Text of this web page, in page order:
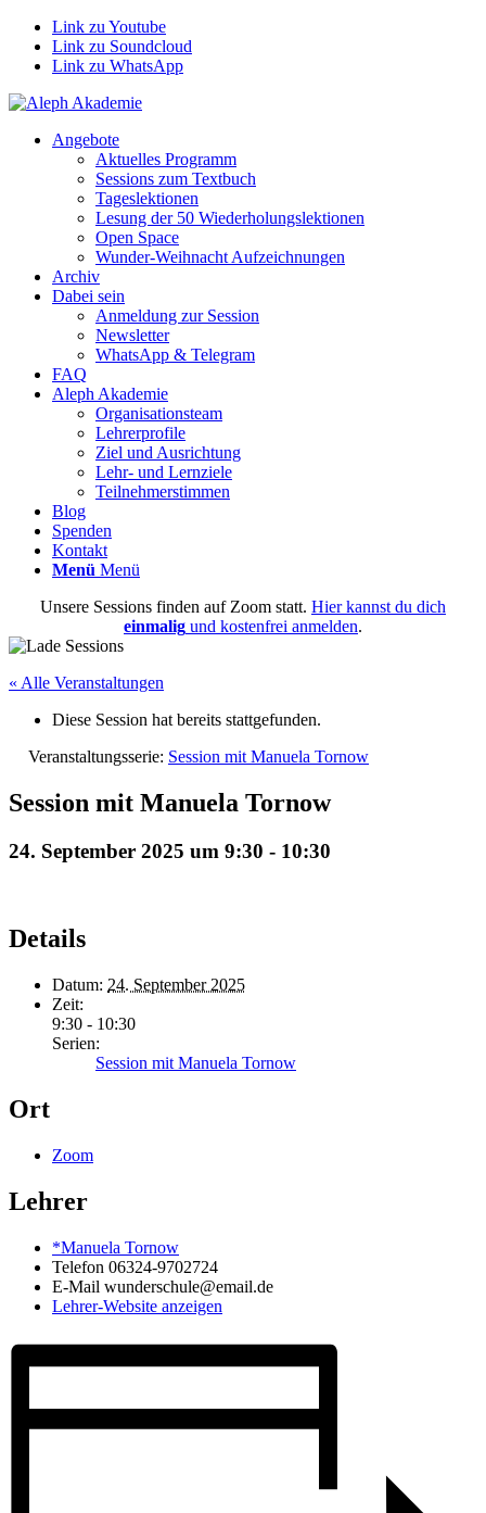
Link zu Youtube
Link zu Soundcloud
Link zu WhatsApp
Angebote
Aktuelles Programm
Sessions zum Textbuch
Tageslektionen
Lesung der 50 Wiederholungslektionen
Open Space
Wunder-Weihnacht Aufzeichnungen
Archiv
Dabei sein
Anmeldung zur Session
Newsletter
WhatsApp & Telegram
FAQ
Aleph Akademie
Organisationsteam
Lehrerprofile
Ziel und Ausrichtung
Lehr- und Lernziele
Teilnehmerstimmen
Blog
Spenden
Kontakt
Menü Menü
Unsere Sessions finden auf Zoom statt. Hier kannst du dich
einmalig und kostenfrei anmelden.
« Alle Veranstaltungen
Diese Session hat bereits stattgefunden.
Veranstaltungsserie: Session mit Manuela Tornow
Session mit Manuela Tornow
24. September 2025 um 9:30 - 10:30
Details
Datum: 24. September 2025
Zeit:
9:30 - 10:30
Serien:
Session mit Manuela Tornow
Ort
Zoom
Lehrer
*Manuela Tornow
Telefon 06324-9702724
E-Mail wunderschule@email.de
Lehrer-Website anzeigen